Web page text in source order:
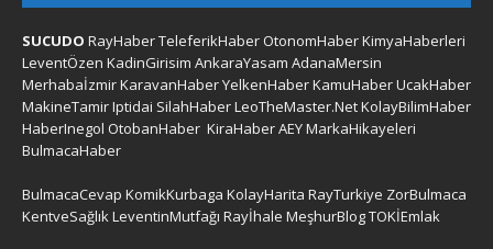
SUCUDO RayHaberTeleferikHaber OtonomHaberKimyaHaberleri
LeventÖzen KadinGirisim AnkaraYasam AdanaMersin
MerhabaİzmirKaravanHaberYelkenHaberKamuHaberUcakHaber
MakineTamirIptidai SilahHaberLeoTheMaster.NetKolayBilimHaber
HaberInegol OtobanHaber KiraHaberAEYMarkaHikayeleri
BulmacaHaber
BulmacaCevap KomikKurbaga KolayHarita RayTurkiye ZorBulmaca
KentveSağlıkLeventinMutfağı Rayİhale MeşhurBlogTOKİEmlak